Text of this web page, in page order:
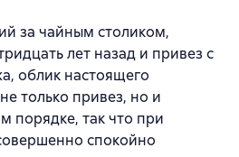
за чайным столиком,
лет назад и привез с
облик настоящего
только привез, но и
порядке, так что при
спокойно